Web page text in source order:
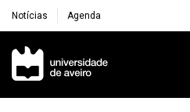
Notícias Agenda
Navegação Principal